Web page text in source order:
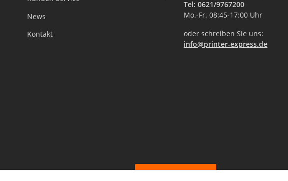
News
Kontakt
Tel: 0621/9767200
Mo.-Fr. 08:45-17:00 Uhr
oder schreiben Sie uns:
info@printer-express.de